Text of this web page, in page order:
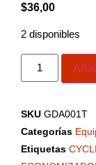
$36,00
2 disponibles
SKU GDA001T
Categorías
Etiquetas